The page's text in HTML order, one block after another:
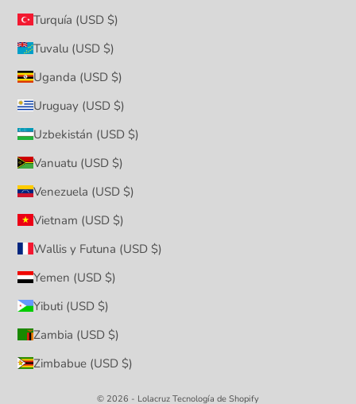
Turquía (USD $)
Tuvalu (USD $)
Uganda (USD $)
Uruguay (USD $)
Uzbekistán (USD $)
Vanuatu (USD $)
Venezuela (USD $)
Vietnam (USD $)
Wallis y Futuna (USD $)
Yemen (USD $)
Yibuti (USD $)
Zambia (USD $)
Zimbabue (USD $)
© 2026 - Lolacruz Tecnología de Shopify